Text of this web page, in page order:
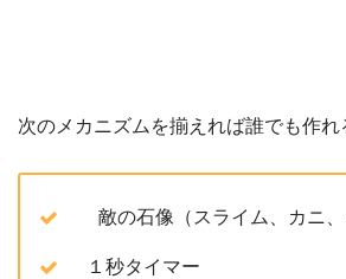
次のメカニズムを揃えれば誰でも作れ
敵の石像（スライム、カニ、
１秒タイマー